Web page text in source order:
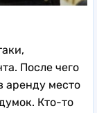
После чего
аренду место
Кто-то